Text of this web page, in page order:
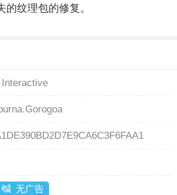
的纹理包的修复。
无广告